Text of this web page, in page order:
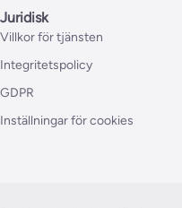
Juridisk
Villkor för tjänsten
Integritetspolicy
GDPR
Inställningar för cookies